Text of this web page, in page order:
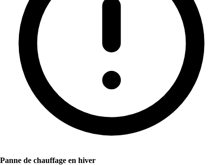
Panne de chauffage en hiver